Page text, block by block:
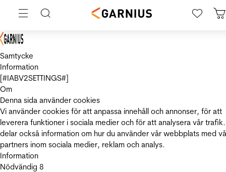
Samtycke
Information
[#IABV2SETTINGS#]
Om
Denna sida använder cookies
Vi använder cookies för att anpassa innehåll och annonser, för att
leverera funktioner i sociala medier och för att analysera vår
delar också information om hur du använder vår webbplats med
partners inom sociala medier, reklam och analys.
Information
Nödvändig 8